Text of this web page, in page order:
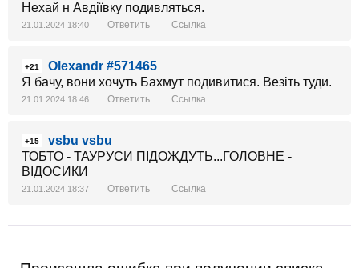
Нехай н Авдіївку подивляться.
21.01.2024 18:40 Ответить Ссылка
+21
Olexandr #571465
Я бачу, вони хочуть Бахмут подивитися. Везіть туди.
21.01.2024 18:46 Ответить Ссылка
+15
vsbu vsbu
ТОБТО - ТАУРУСИ ПІДОЖДУТЬ...ГОЛОВНЕ -
ВІДОСИКИ
21.01.2024 18:37 Ответить Ссылка